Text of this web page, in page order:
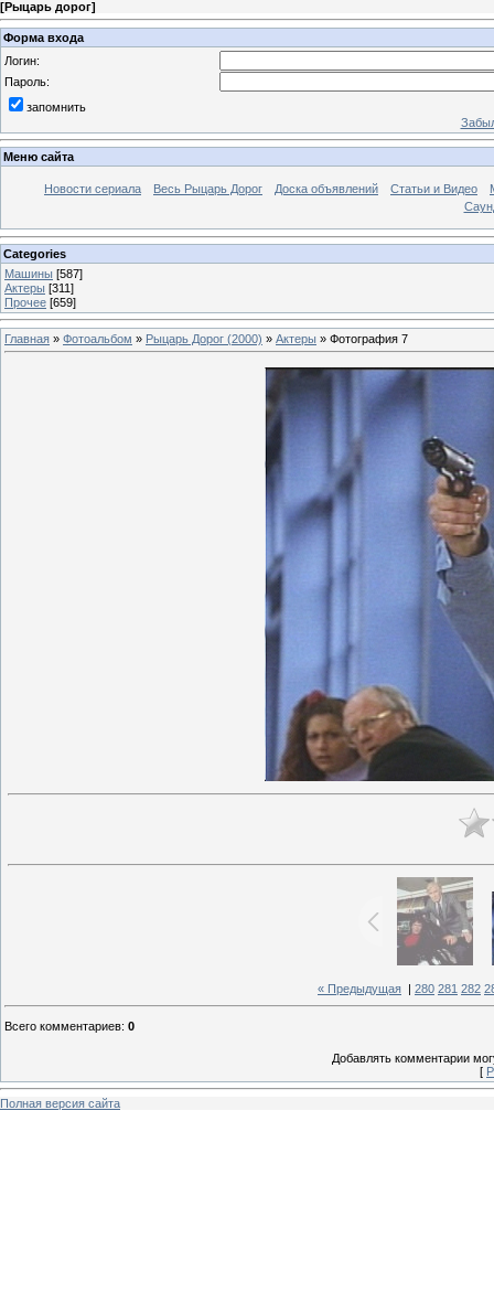
[Рыцарь дорог]
Форма входа
Логин:
Пароль:
запомнить
Меню сайта
Новости сериала Весь Рыцарь Дорог Доска объявлений Статьи и Видео
Categories
Машины [587]
Актеры [311]
Прочее [659]
Главная » Фотоальбом » Рыцарь Дорог (2000) » Актеры » Фотография 7
« Предыдущая 280 281 282
Всего комментариев: 0
Добавлять комментарии
[
Полная версия сайта